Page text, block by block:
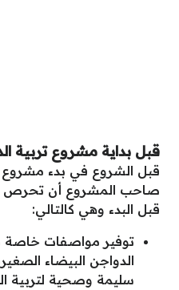
قبل بداية مشروع تربية
قبل الشروع في بدء مشروع
صاحب المشروع أن تحرص
قبل البدء وهي كالتالي:
توفير مواصفات خاصة
الدواجن البيضاء
سليمة وصحية لتربية